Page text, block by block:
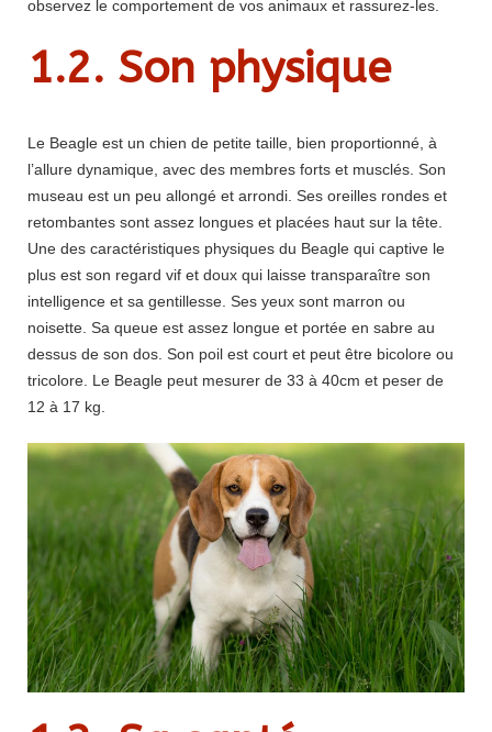
observez le comportement de vos animaux et rassurez-les.
1.2. Son physique
Le Beagle est un chien de petite taille, bien proportionné, à
l’allure dynamique, avec des membres forts et musclés. Son
museau est un peu allongé et arrondi. Ses oreilles rondes et
retombantes sont assez longues et placées haut sur la tête.
Une des caractéristiques physiques du Beagle qui captive le
plus est son regard vif et doux qui laisse transparaître son
intelligence et sa gentillesse. Ses yeux sont marron ou
noisette. Sa queue est assez longue et portée en sabre au
dessus de son dos. Son poil est court et peut être bicolore ou
tricolore. Le Beagle peut mesurer de 33 à 40cm et peser de
12 à 17 kg.